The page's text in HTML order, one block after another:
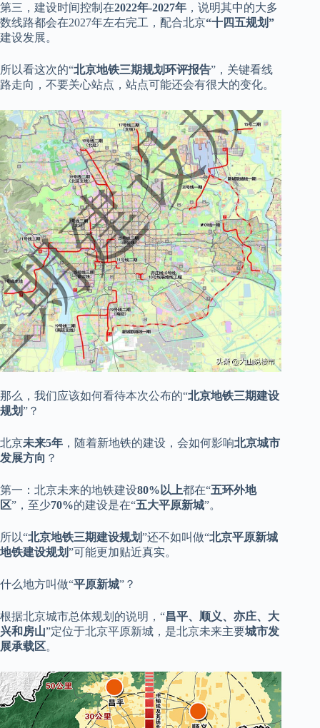
第三，建设时间控制在2022年-2027年 ，说明其中的大多
数线路都会在2027年左右完工，配合北京“十四五规划”
建设发展。
所以看这次的“北京地铁三期规划环评报告”，关键看线
路走向，不要关心站点，站点可能还会有很大的变化。
那么，我们应该如何看待本次公布的“北京地铁三期建设
规划”？
北京未来5年 ，随着新地铁的建设，会如何影响北京城市
发展方向 ？
第一：北京未来的地铁建设80%以上都在“五环外地
区”，至少70%的建设是在“五大平原新城”。
所以“北京地铁三期建设规划”还不如叫做“北京平原新城
地铁建设规划”可能更加贴近真实。
什么地方叫做“平原新城”？
根据北京城市总体规划的说明，“昌平、顺义、亦庄、大
兴和房山”定位于北京平原新城，是北京未来主要城市发
展承载区。